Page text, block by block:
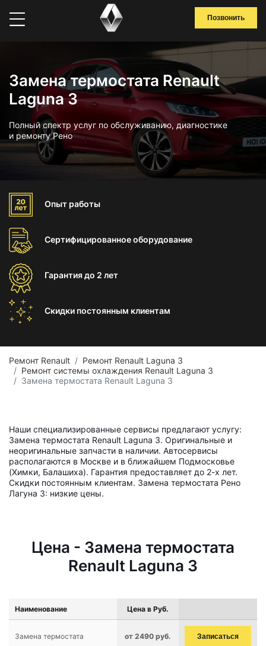
Позвонить
Замена термостата Renault
Laguna 3
Полный спектр услуг по обслуживанию, диагностике
и ремонту Рено
Опыт работы
Сертифицированноеоборудование
Гарантиядо 2 лет
Скидки постоянным клиентам
Ремонт Renault
Ремонт Renault Laguna 3
Ремонт системы охлаждения Renault Laguna 3
Замена термостата Renault Laguna 3
Наши специализированные сервисы предлагают услугу:
Замена термостата Renault Laguna 3. Оригинальные и
неоригинальные запчасти в наличии. Автосервисы
располагаются в Москве и в ближайшем Подмосковье
(Химки, Балашиха). Гарантия предоставляет до 2-х лет.
Скидки постоянным клиентам. Замена термостата Рено
Лагуна 3: низкие цены.
Цена - Замена термостата
Renault Laguna 3
Наименование Цена в Руб.
Замена термостата от 2490 руб. Записаться